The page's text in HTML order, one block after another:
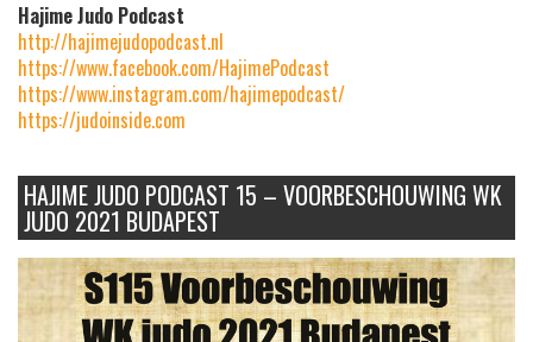
Hajime Judo Podcast
http://hajimejudopodcast.nl
https://www.facebook.com/HajimePodcast
https://www.instagram.com/hajimepodcast/
https://judoinside.com
HAJIME JUDO PODCAST 15 – VOORBESCHOUWING WK
JUDO 2021 BUDAPEST